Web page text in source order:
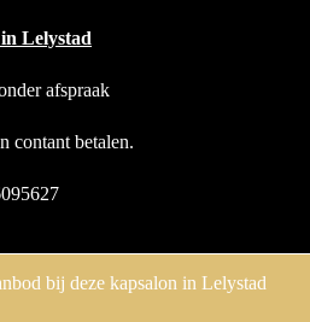
Lelystad
afspraak
contant betalen.
bij deze kapsalon in Lelystad